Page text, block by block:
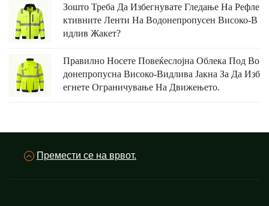
Зошто Треба Да Избегнувате Гледање На Рефле
Ктивните Ленти На Водонепропусен Високо-В
Идлив Жакет?
Правилно Носете Повеќеслојна Облека Под Во
Донепропусна Високо-Видлива Јакна За Да Изб
Егнете Ограничување На Движењето.
Премести се на врвот.